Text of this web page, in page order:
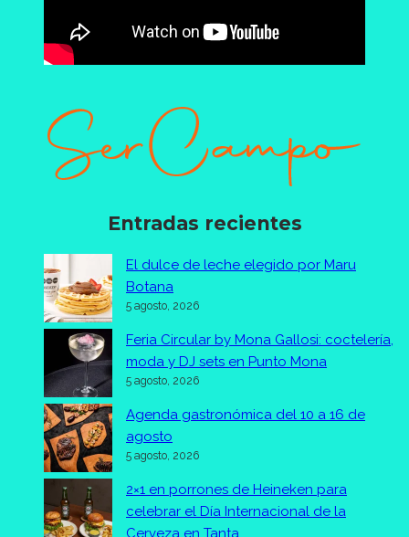
Entradas recientes
El dulce de leche elegido por Maru
Botana
5 agosto, 2026
Feria Circular by Mona Gallosi: coctelería,
moda y DJ sets en Punto Mona
5 agosto, 2026
Agenda gastronómica del 10 a 16 de
agosto
5 agosto, 2026
2×1 en porrones de Heineken para
celebrar el Día Internacional de la
Cerveza en Tanta